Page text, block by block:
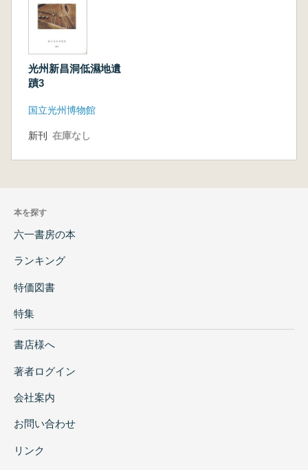
光州新昌洞低濕地遺
蹟3
国立光州博物館
新刊 在庫なし
本を探す
六一書房の本
ランキング
特価図書
特集
書店様へ
著者ログイン
会社案内
お問い合わせ
リンク